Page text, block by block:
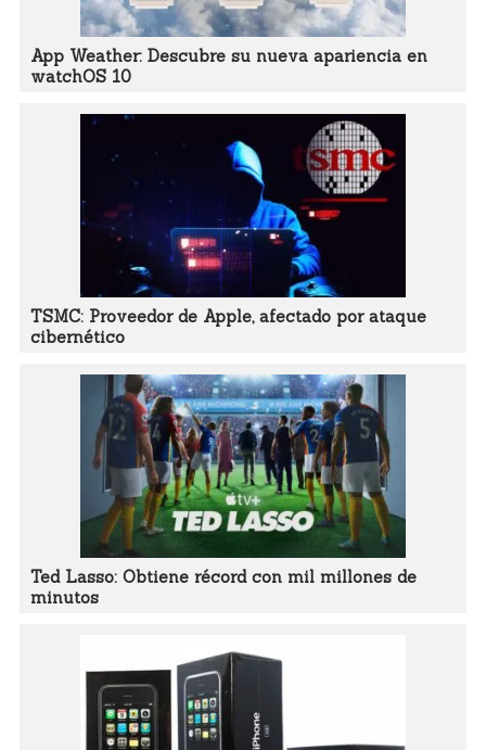
App Weather: Descubre su nueva apariencia en
watchOS 10
TSMC: Proveedor de Apple, afectado por ataque
cibernético
Ted Lasso: Obtiene récord con mil millones de
minutos